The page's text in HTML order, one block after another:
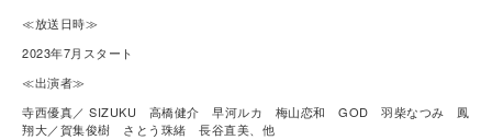
≪放送日時≫
2023年7月スタート
≪出演者≫
寺西優真／ SIZUKU 高橋健介 早河ルカ 梅山恋和 GOD 羽柴なつみ 鳳
翔大／賀集俊樹 さとう珠緒 長谷直美、他